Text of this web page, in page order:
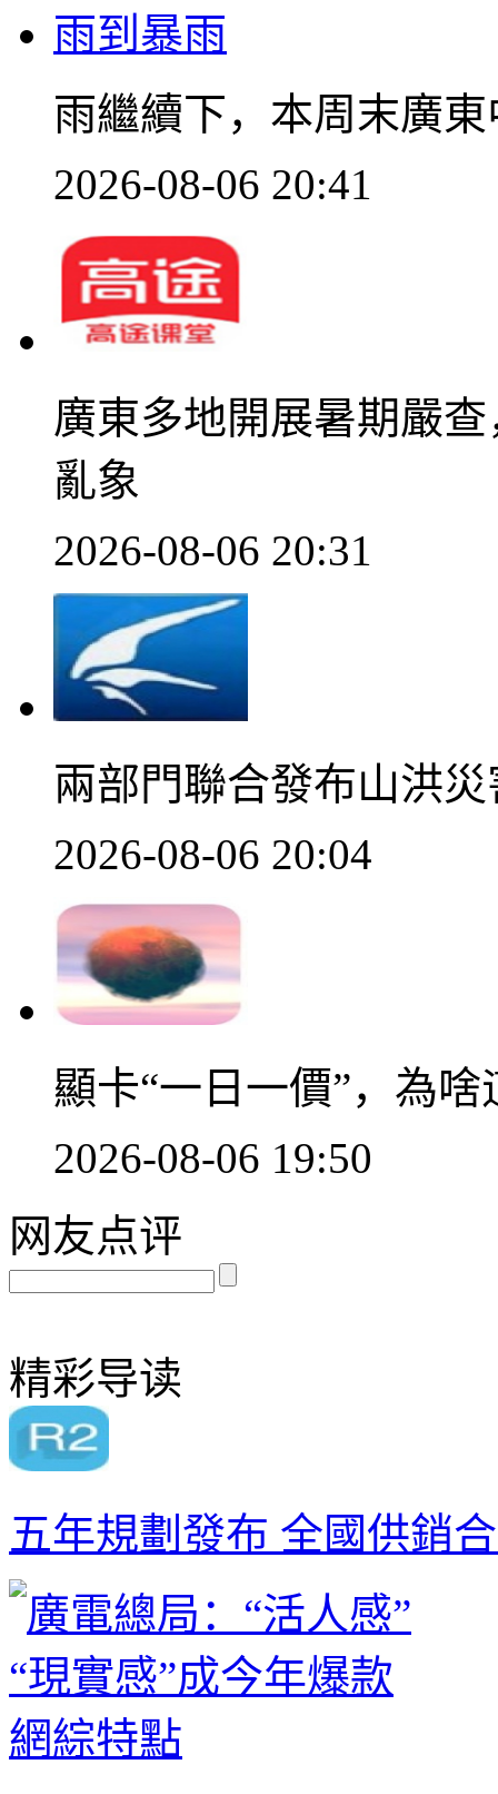
雨繼續下，本周末廣
2026-08-06 20:41
廣東多地開展暑期嚴
亂象
2026-08-06 20:31
兩部門聯合發布山洪
2026-08-06 20:04
顯卡“一日一價”，為
2026-08-06 19:50
网友点评
精彩导读
五年規劃發布 全國供銷